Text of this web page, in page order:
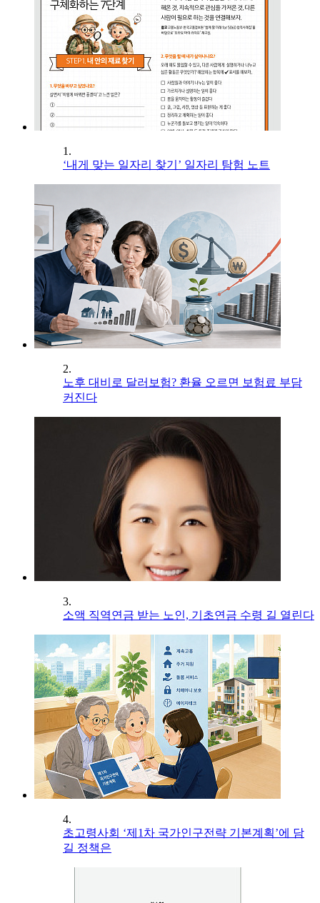
1.
‘내게 맞는 일자리 찾기’ 일자리 탐험 노트
2.
노후 대비로 달러보험? 환율 오르면 보험료 부담
커진다
3.
소액 직역연금 받는 노인, 기초연금 수령 길 열린다
4.
초고령사회 ‘제1차 국가인구전략 기본계획’에 담
길 정책은